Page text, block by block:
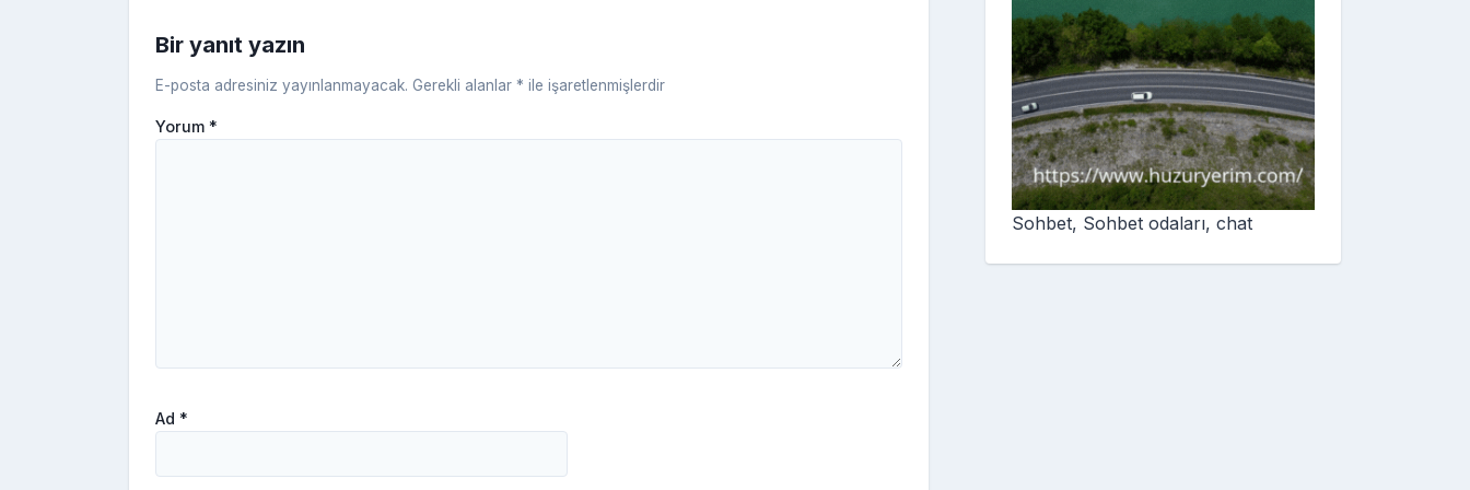
Bir yanıt yazın
E-posta adresiniz yayınlanmayacak. Gerekli alanlar * ile işaretlenmişlerdir
Yorum *
Ad *
Sohbet, Sohbet odaları, chat